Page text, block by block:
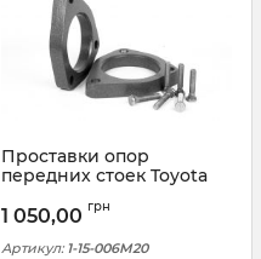
Проставки опор
передних стоек Toyota
006М20)
1 050,00 грн
Артикул: 1-15-006M20